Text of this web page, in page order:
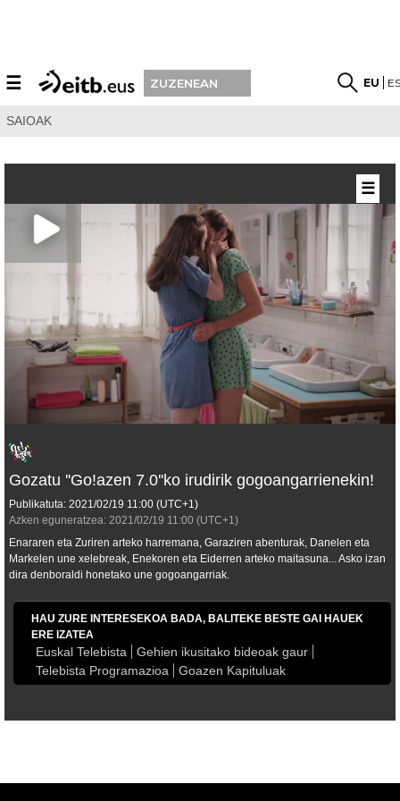
☰ ZUZENEAN EU
SAIOAK
Gozatu ''Go!azen 7.0''ko irudirik gogoangarrienekin!
Publikatuta: 2021/02/19 11:00 (UTC+1)
Azken eguneratzea: 2021/02/19 11:00 (UTC+1)
Enararen eta Zuriren arteko harremana, Garaziren abenturak, Danelen eta
Markelen une xelebreak, Enekoren eta Eiderren arteko maitasuna... Asko izan
dira denboraldi honetako une gogoangarriak.
HAU ZURE INTERESEKOA BADA, BALITEKE BESTE GAI HAUEK
ERE IZATEA
Euskal Telebista
Gehien ikusitako bideoak gaur
Telebista Programazioa
Goazen Kapituluak
☰